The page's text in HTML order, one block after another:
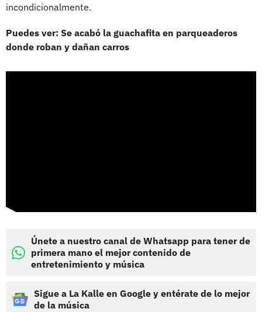
incondicionalmente.
Puedes ver: Se acabó la guachafita en parqueaderos
donde roban y dañan carros
Únete a nuestro canal de Whatsapp para tener de
primera mano el mejor contenido de
entretenimiento y música
Sigue a La Kalle en Google y entérate de lo mejor
de la música